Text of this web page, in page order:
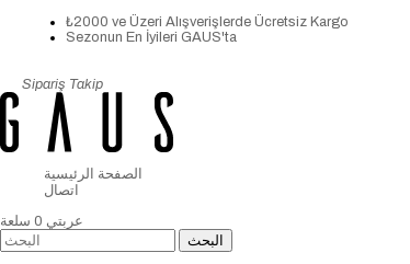
₺2000 ve Üzeri Alışverişlerde Ücretsiz Kargo
Sezonun En İyileri GAUS'ta
Sipariş Takip
الصفحة الرئيسية
اتصال
عربتي 0 سلعة